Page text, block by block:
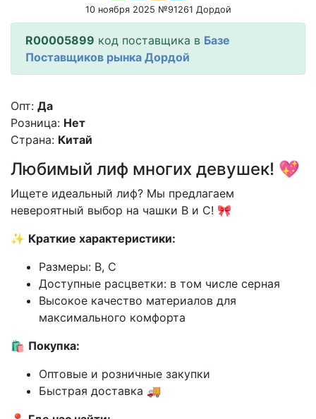
10 ноября 2025 №91261 Дордой
R00005899 код поставщика в Базе
Поставщиков рынка Дордой
Опт: Да
Розница: Нет
Страна: Китай
Любимый лиф многих девушек! 💖
Ищете идеальный лиф? Мы предлагаем
невероятный выбор на чашки B и C! 🎀
✨ Краткие характеристики:
Размеры: B, C
Доступные расцветки: в том числе серная
Высокое качество материалов для
максимального комфорта
🛍️ Покупка:
Оптовые и розничные закупки
Быстрая доставка 🚚